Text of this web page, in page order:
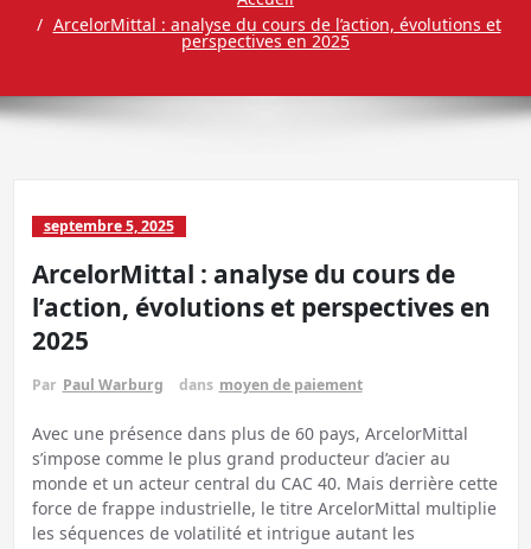
ArcelorMittal : analyse du cours de l’action, évolutions et
perspectives en 2025
septembre 5, 2025
ArcelorMittal : analyse du cours de
l’action, évolutions et perspectives en
2025
Par Paul Warburg dans moyen de paiement
Avec une présence dans plus de 60 pays, ArcelorMittal
s’impose comme le plus grand producteur d’acier au
monde et un acteur central du CAC 40. Mais derrière cette
force de frappe industrielle, le titre ArcelorMittal multiplie
les séquences de volatilité et intrigue autant les